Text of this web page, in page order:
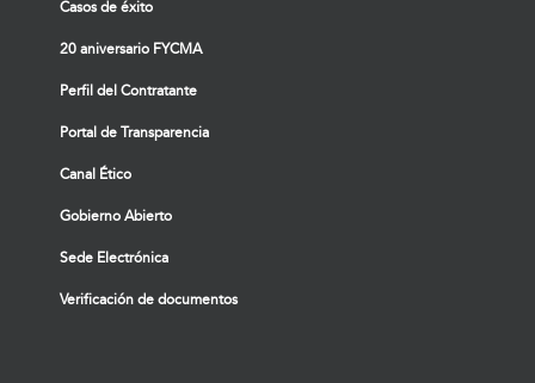
Casos de éxito
20 aniversario FYCMA
Perfil del Contratante
Portal de Transparencia
Canal Ético
Gobierno Abierto
Sede Electrónica
Verificación de documentos